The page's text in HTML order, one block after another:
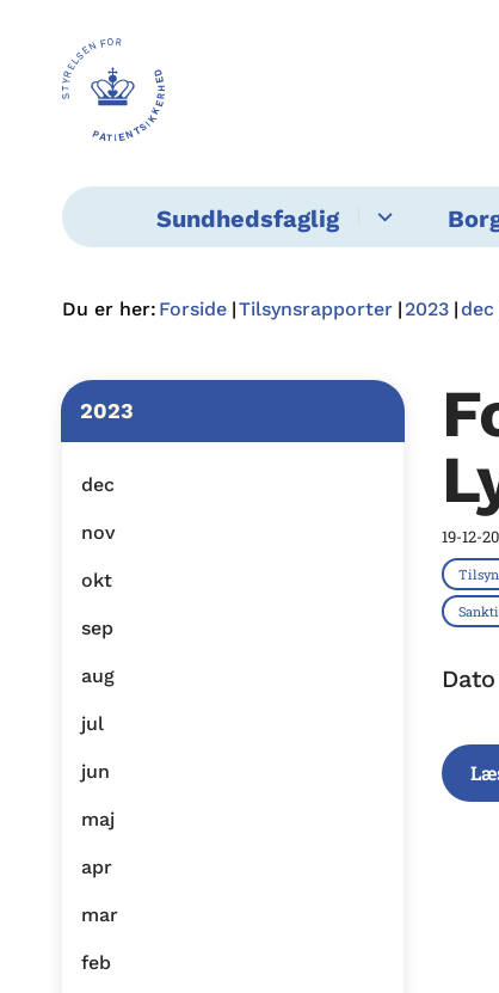
Sundhedsfaglig
Du er her: Forside Tilsynsrapporter 2023 dec
2023
dec
nov
okt
sep
aug
jul
jun
maj
apr
mar
feb
19-12-